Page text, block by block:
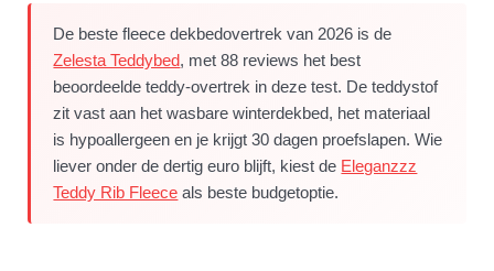
De beste fleece dekbedovertrek van 2026 is de
Zelesta Teddybed, met 88 reviews het best
beoordeelde teddy-overtrek in deze test. De teddystof
zit vast aan het wasbare winterdekbed, het materiaal
is hypoallergeen en je krijgt 30 dagen proefslapen. Wie
liever onder de dertig euro blijft, kiest de Eleganzzz
Teddy Rib Fleece als beste budgetoptie.